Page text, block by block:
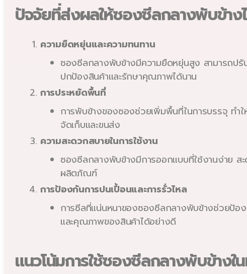
ปัจจัยที่ส่งผลให้ซองซีลกลางพับข้าง
ความยืดหยุ่นและความทนทาน
ซองซีลกลางพับข้างมีความยืดหยุ่นสูง สามารถปรั
ปกป้องสินค้าและรักษาคุณภาพได้นาน
การประหยัดพื้นที่
การพับข้างของซองช่วยเพิ่มพื้นที่ในการบรรจุ ทำ
จัดเก็บและขนส่ง
ความสะดวกสบายในการใช้งาน
ซองซีลกลางพับข้างมีการออกแบบที่ใช้งานง่าย สะ
ผลิตภัณฑ์
การป้องกันการปนเปื้อนและการรั่วไหล
การซีลที่แน่นหนาของซองซีลกลางพับข้างช่วยป้อง
และคุณภาพของสินค้าได้อย่างดี
แนวโน้มการใช้ซองซีลกลางพับข้าง